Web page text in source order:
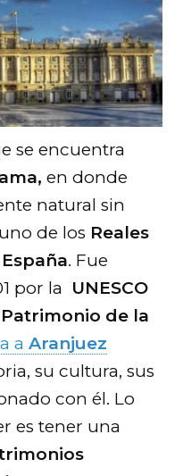
se encuentra
en donde
natural sin
de los Reales
. Fue
por la UNESCO
de la
aAranjuez
su cultura, sus
con él. Lo
es tener una